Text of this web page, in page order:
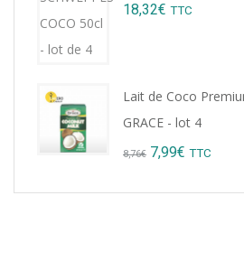
18,32€ TTC
Lait de Coco
GRACE - lot 4
8,76€ Original
7,99€ Current
TTC